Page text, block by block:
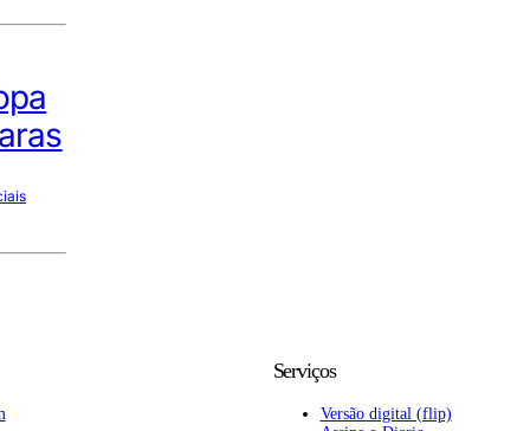
Serviços
Versão digital (flip)